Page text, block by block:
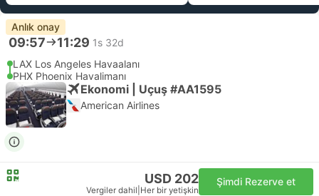
Anlık onay
09:57 11:29 1s 32d
LAX Los Angeles Havaalanı
PHX Phoenix Havalimanı
Ekonomi | Uçuş #AA1595
American Airlines
USD 202
Vergiler dahil Her bir yetişkin
Şimdi Rezerve et